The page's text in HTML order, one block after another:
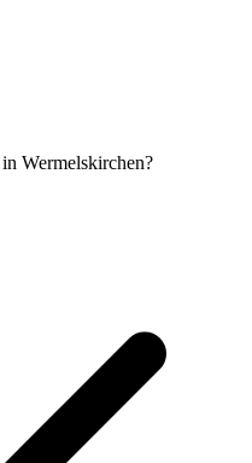
Wermelskirchen?